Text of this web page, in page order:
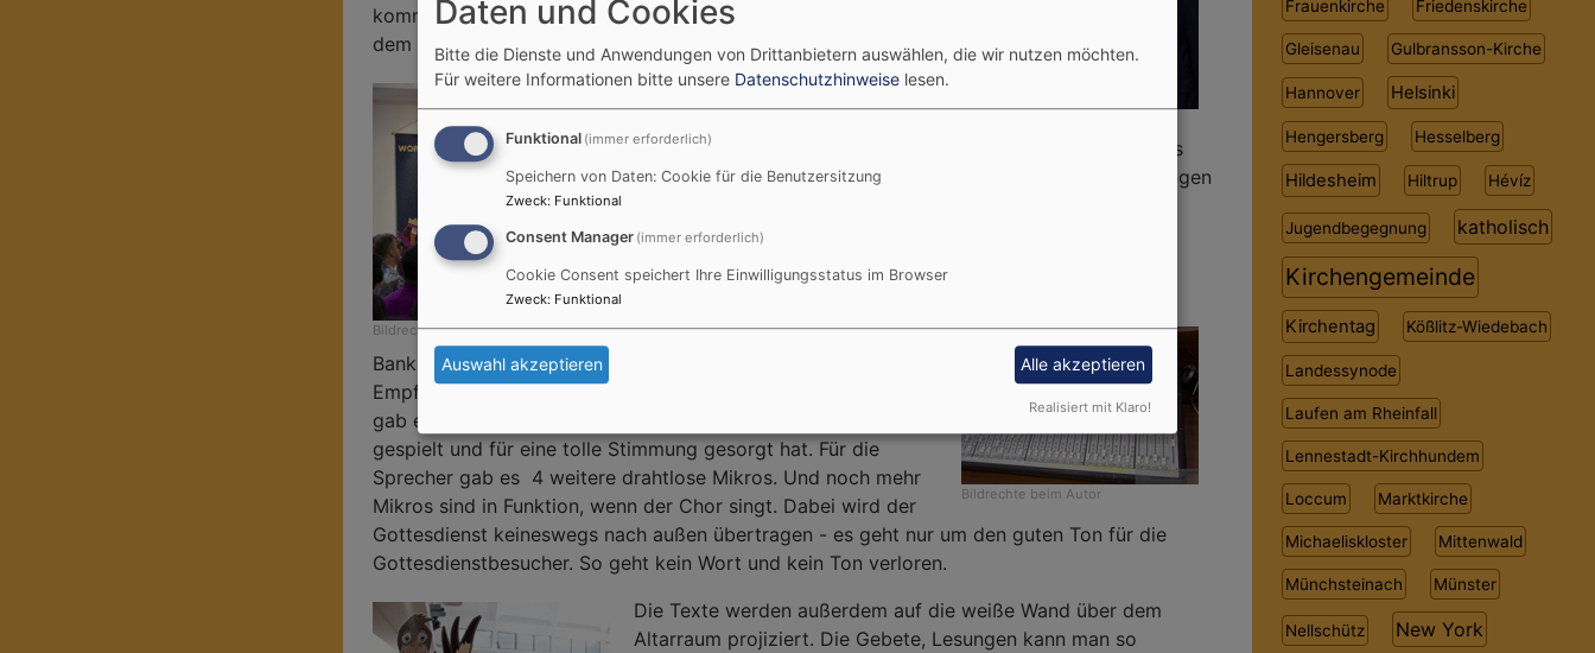
kommen. Später gab es noch einen Gottesdienst auf Chinesisch, zu
dem etwa 140 Mitglieder kommen.
Bildrechte beim Autor
Unser bayerischer
Strohm hat über die Taufe Jesu durch Johannes
den Täufer gepredigt. Wir haben Choräle gesungen
begleitet. Hier lieben sie die Elektronik!
Eine Kirche voller Technik
Bildrechte beim Autor
In der vorletzten
Bankreihe war ein großes Mischpult aufgebaut, mehrere
Empfänger für drahtlose Mikrofone und ein Laptop. Außerdem
gab es die Mikrofone und Lautsprecher für die Band, die live
gespielt und für eine tolle Stimmung gesorgt hat. Für die
Sprecher gab es 4 weitere drahtlose Mikros. Und noch mehr
Mikros sind in Funktion, wenn der Chor singt. Dabei wird der
Gottesdienst keineswegs nach außen übertragen - es geht nur um den guten Ton für die
Gottesdienstbesucher. So geht kein Wort und kein Ton verloren.
Die Texte werden außerdem auf die weiße Wand über dem
Altarraum projiziert. Die Gebete, Lesungen kann man so
Frauenkirche Friedenskirche
Gleisenau Gulbransson-Kirche
Hannover Helsinki
Hengersberg Hesselberg
Hildesheim Hiltrup Hévíz
Jugendbegegnung katholisch
Kirchengemeinde
Kirchentag Kößlitz-Wiedebach
Landessynode
Laufen am Rheinfall
Lennestadt-Kirchhundem
Loccum Marktkirche
Michaeliskloster Mittenwald
Münchsteinach Münster
Nellschütz New York
Daten und Cookies
Bitte die Dienste und Anwendungen von Drittanbietern auswählen, die wir nutzen möchten.
Für weitere Informationen bitte unsere Datenschutzhinweise lesen.
Funktional (immer erforderlich)
Speichern von Daten: Cookie für die Benutzersitzung
Zweck: Funktional
Consent Manager (immer erforderlich)
Cookie Consent speichert Ihre Einwilligungsstatus im Browser
Zweck: Funktional
Auswahl akzeptieren Alle akzeptieren
Realisiert mit Klaro!